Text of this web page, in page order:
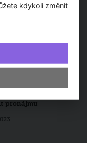
centru Karlových
pražském Opatově
pronájmu
kdykoli změnit